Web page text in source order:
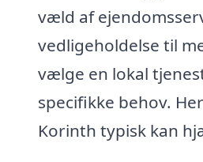
væld af
vedligeholdelse til
vælge en lokal
specifikke behov.
Korinth typisk kan